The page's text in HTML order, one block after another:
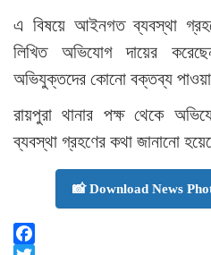
এ বিষয়ে আইনগত ব্যবস্থা
লিখিত অভিযোগ দায়ের
অভিযুক্তদের কোনো বক্তব্য পাওয়া
রায়পুরা থানার পক্ষ থেকে
ব্যবস্থা গ্রহণের কথা জানানো
📸 Download News